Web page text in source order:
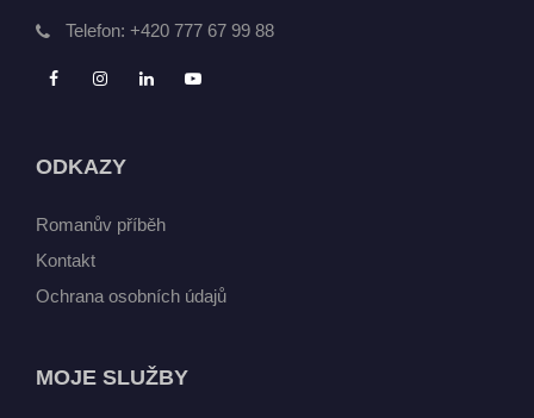
Telefon: +420 777 67 99 88
ODKAZY
Romanův příběh
Kontakt
Ochrana osobních údajů
MOJE SLUŽBY